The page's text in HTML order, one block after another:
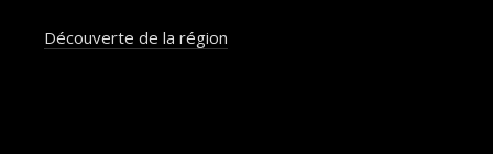
Découverte de la région